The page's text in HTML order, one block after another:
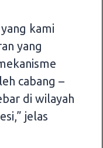
kami
yang
cabang –
di wilayah
jelas